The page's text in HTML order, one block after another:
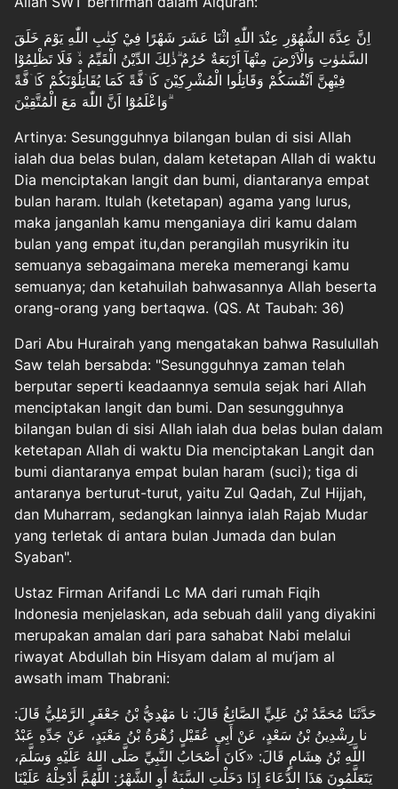
اِنَّ عِدَّةَ الشُّهُوْرِ عِنْدَ اللّٰهِ اثْنَا عَشَرَ شَهْرًا فِيْ كِتٰبِ اللّٰهِ يَوْمَ خَلَقَ
السَّمٰوٰتِ وَالْاَرْضَ مِنْهَآ اَرْبَعَةٌ حُرُمٌ ۗذٰلِكَ الدِّيْنُ الْقَيِّمُ ەۙ فَلَا تَظْلِمُوْا
فِيْهِنَّ اَنْفُسَكُمْ وَقَاتِلُوا الْمُشْرِكِيْنَ كَاۤفَّةً كَمَا يُقَاتِلُوْنَكُمْ كَاۤفَّةً
ۗوَاعْلَمُوْٓا اَنَّ اللّٰهَ مَعَ الْمُتَّقِيْنَ
Artinya: Sesungguhnya bilangan bulan di sisi Allah
ialah dua belas bulan, dalam ketetapan Allah di waktu
Dia menciptakan langit dan bumi, diantaranya empat
bulan haram. Itulah (ketetapan) agama yang lurus,
maka janganlah kamu menganiaya diri kamu dalam
bulan yang empat itu,dan perangilah musyrikin itu
semuanya sebagaimana mereka memerangi kamu
semuanya; dan ketahuilah bahwasannya Allah beserta
orang-orang yang bertaqwa. (QS. At Taubah: 36)
Dari Abu Hurairah yang mengatakan bahwa Rasulullah
Saw telah bersabda: "Sesungguhnya zaman telah
berputar seperti keadaannya semula sejak hari Allah
menciptakan langit dan bumi. Dan sesungguhnya
bilangan bulan di sisi Allah ialah dua belas bulan dalam
ketetapan Allah di waktu Dia menciptakan Langit dan
bumi diantaranya empat bulan haram (suci); tiga di
antaranya berturut-turut, yaitu Zul Qadah, Zul Hijjah,
dan Muharram, sedangkan lainnya ialah Rajab Mudar
yang terletak di antara bulan Jumada dan bulan
Syaban".
Ustaz Firman Arifandi Lc MA dari rumah Fiqih
Indonesia menjelaskan, ada sebuah dalil yang diyakini
merupakan amalan dari para sahabat Nabi melalui
riwayat Abdullah bin Hisyam dalam al mu’jam al
awsath imam Thabrani:
حَدَّثَنَا مُحَمَّدُ بْنُ عَلِيٍّ الصَّائِغُ قَالَ: نا مَهْدِيُّ بْنُ جَعْفَرٍ الرَّمْلِيُّ قَالَ:
نا رِشْدِينُ بْنُ سَعْدٍ، عَنْ أَبِي عُقَيْلٍ زُهْرَةُ بْنُ مَعْبَدٍ، عَنْ جَدِّهِ عَبْدُ
اللَّهِ بْنُ هِشَامٍ قَالَ: «كَانَ أَصْحَابُ النَّبِيِّ صَلَّى اللهُ عَلَيْهِ وَسَلَّمَ،
يَتَعَلَّمُونَ هَذَا الدُّعَاءَ إِذَا دَخَلْتِ السَّنَةُ أَوِ الشَّهْرُ: اللَّهُمَّ أَدْخِلْهُ عَلَيْنَا